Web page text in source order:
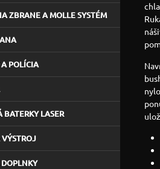
ZBRANE A MOLLE SYSTÉM
A POLÍCIA
BATERKY LASER